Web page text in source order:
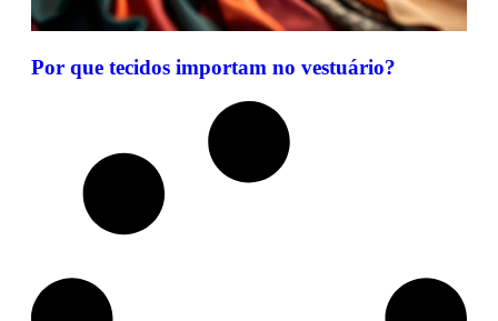
Por que tecidos importam no vestuário?